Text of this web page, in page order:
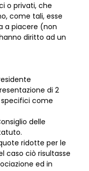
o privati, che
come tali, esse
a piacere (non
diritto ad un
di 2
come
delle
ridotte per le
caso ciò risultasse
ed in